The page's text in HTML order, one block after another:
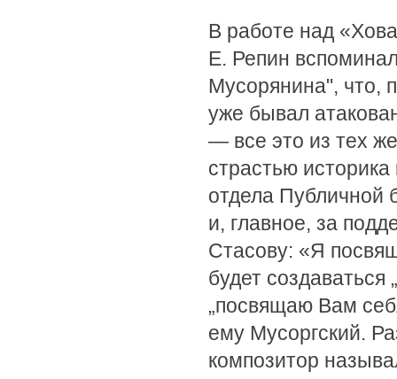
В работе над
Е. Репин
Мусорянина", что,
уже бывал
— все это из тех
страстью
отдела Публичной
и, главное, за
Стасову: «Я
будет
„посвящаю Вам
ему Мусоргский.
композитор